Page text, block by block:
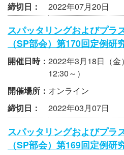
締切日：
2022年07月20日
スパッタリングおよびプラ
（SP部会）第170回定例研
開催日時： 2022年3月18日（
12:30～）
開催場所： オンライン
締切日：
2022年03月07日
スパッタリングおよびプラ
（SP部会）第169回定例